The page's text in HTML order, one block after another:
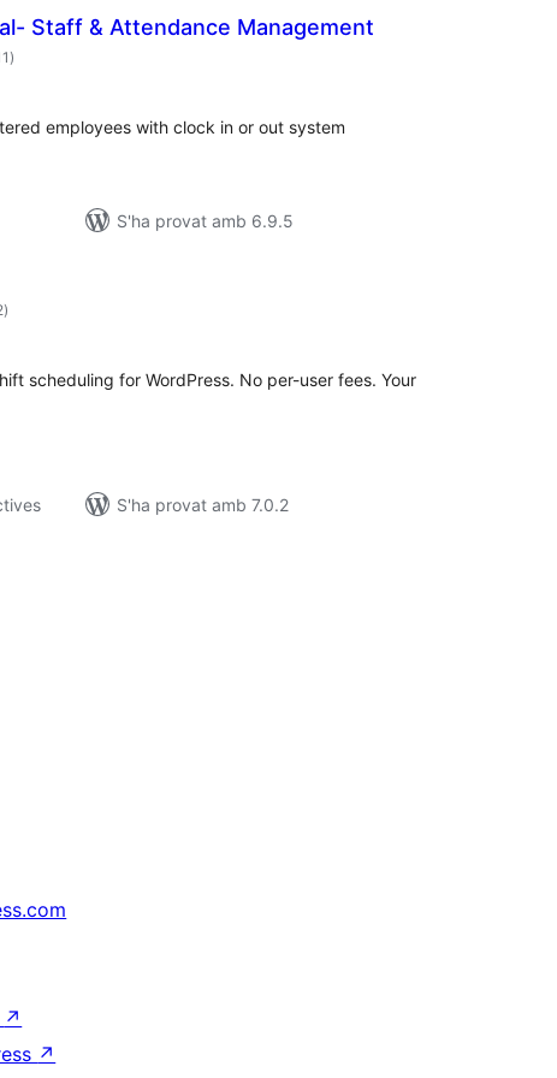
Staff & Attendance Management
puntuacions
totals
)
employees with clock in or out system
S'ha provat amb 6.9.5
puntuacions
totals
)
scheduling for WordPress. No per-user fees. Your
S'ha provat amb 7.0.2
↗
↗